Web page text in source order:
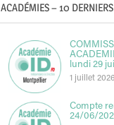
ACADÉMIES – 10
lundi 29
1 juillet 2026
Compte
24/06/